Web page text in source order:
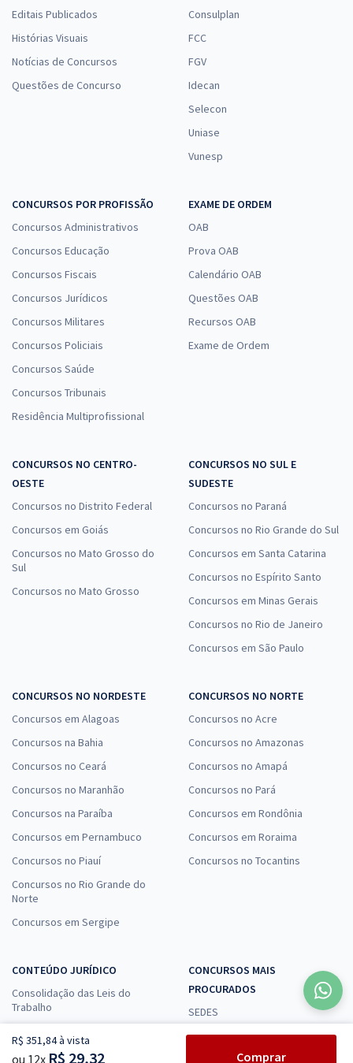
R$ 351,84 à vista
ou 12x R$ 29,32 Comprar
Editais Publicados
Histórias Visuais
Notícias de Concursos
Questões de Concurso
Consulplan
FCC
FGV
Idecan
Selecon
Uniase
Vunesp
CONCURSOS POR PROFISSÃO
Concursos Administrativos
Concursos Educação
Concursos Fiscais
Concursos Jurídicos
Concursos Militares
Concursos Policiais
Concursos Saúde
Concursos Tribunais
Residência Multiprofissional
EXAME DE ORDEM
OAB
Prova OAB
Calendário OAB
Questões OAB
Recursos OAB
Exame de Ordem
CONCURSOS NO CENTRO-
OESTE
Concursos no Distrito Federal
Concursos em Goiás
Concursos no Mato Grosso do
Sul
Concursos no Mato Grosso
CONCURSOS NO SUL E
SUDESTE
Concursos no Paraná
Concursos no Rio Grande do Sul
Concursos em Santa Catarina
Concursos no Espírito Santo
Concursos em Minas Gerais
Concursos no Rio de Janeiro
Concursos em São Paulo
CONCURSOS NO NORDESTE
Concursos em Alagoas
Concursos na Bahia
Concursos no Ceará
Concursos no Maranhão
Concursos na Paraíba
Concursos em Pernambuco
Concursos no Piauí
Concursos no Rio Grande do
Norte
Concursos em Sergipe
CONCURSOS NO NORTE
Concursos no Acre
Concursos no Amazonas
Concursos no Amapá
Concursos no Pará
Concursos em Rondônia
Concursos em Roraima
Concursos no Tocantins
CONTEÚDO JURÍDICO
Consolidação das Leis do
Trabalho
Direito Administrativo
CONCURSOS MAIS
PROCURADOS
SEDES
PC DF - DELTA
PM AL - Polícia Militar do Estado